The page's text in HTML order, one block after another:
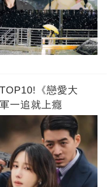
《戀愛大
一追就上癮